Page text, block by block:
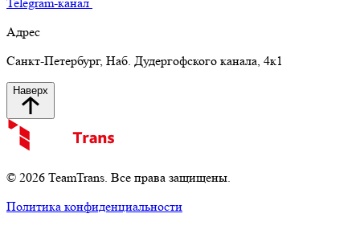
Адрес
Санкт-Петербург, Наб. Дудергофского канала, 4к1
Наверх
© 2026 TeamTrans. Все права защищены.
Политика конфиденциальности